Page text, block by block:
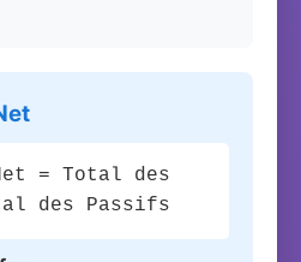
= Total des
des Passifs